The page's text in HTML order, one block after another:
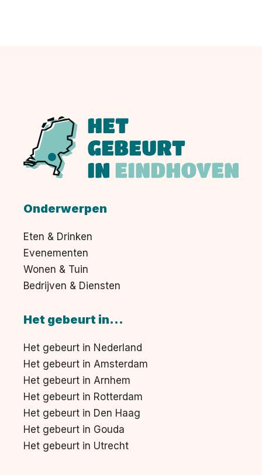
Onderwerpen
Eten & Drinken
Evenementen
Wonen & Tuin
Bedrijven & Diensten
Het gebeurt in...
Het gebeurt in Nederland
Het gebeurt in Amsterdam
Het gebeurt in Arnhem
Het gebeurt in Rotterdam
Het gebeurt in Den Haag
Het gebeurt in Gouda
Het gebeurt in Utrecht